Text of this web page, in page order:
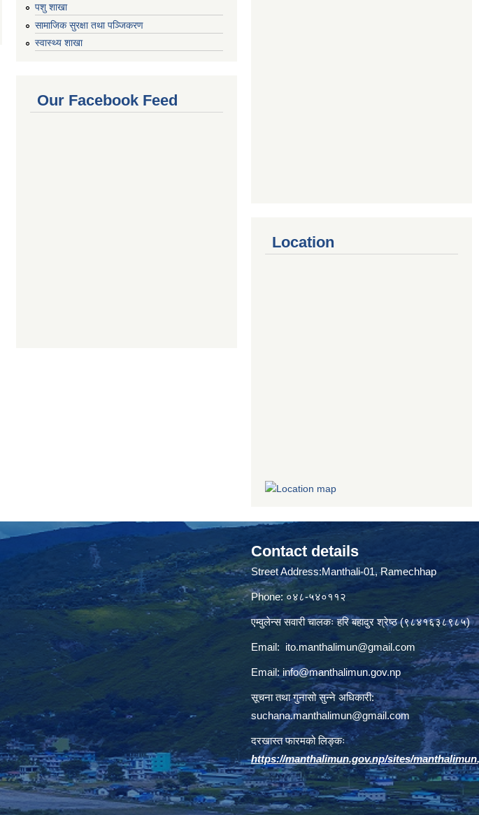
पशु शाखा
सामाजिक सुरक्षा तथा पञ्जिकरण
स्वास्थ्य शाखा
Our Facebook Feed
Location
Contact details
Street Address:Manthali-01, Ramechhap
Phone: ०४८-५४०११२
एम्वुलेन्स सवारी चालकः हरि बहादुर श्रेष्ठ (९८४१६३८९८५)
Email: ito.manthalimun@gmail.com
Email:info@manthalimun.gov.np
सूचना तथा गुनासो सुन्ने अधिकारी:
suchana.manthalimun@gmail.com
दरखास्त फारमको लिङ्कः
https://manthalimun.gov.np/sites/